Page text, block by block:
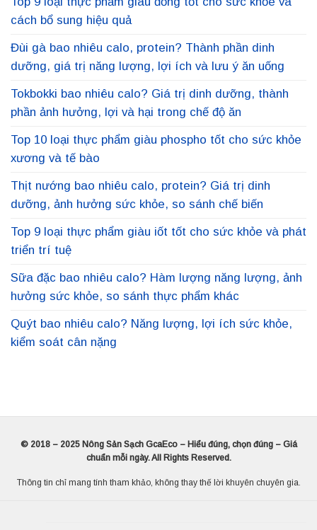
cách bổ sung hiệu quả
Đùi gà bao nhiêu calo, protein? Thành phần dinh
dưỡng, giá trị năng lượng, lợi ích và lưu ý ăn uống
Tokbokki bao nhiêu calo? Giá trị dinh dưỡng, thành
phần ảnh hưởng, lợi và hại trong chế độ ăn
Top 10 loại thực phẩm giàu phospho tốt cho sức khỏe
xương và tế bào
Thịt nướng bao nhiêu calo, protein? Giá trị dinh
dưỡng, ảnh hưởng sức khỏe, so sánh chế biến
Top 9 loại thực phẩm giàu iốt tốt cho sức khỏe và phát
triển trí tuệ
Sữa đặc bao nhiêu calo? Hàm lượng năng lượng, ảnh
hưởng sức khỏe, so sánh thực phẩm khác
Quýt bao nhiêu calo? Năng lượng, lợi ích sức khỏe,
kiểm soát cân nặng
© 2018 – 2025 Nông Sản Sạch GcaEco – Hiểu đúng, chọn đúng – Giá
chuẩn mỗi ngày. All Rights Reserved.
Thông tin chỉ mang tính tham khảo, không thay thế lời khuyên chuyên gia.